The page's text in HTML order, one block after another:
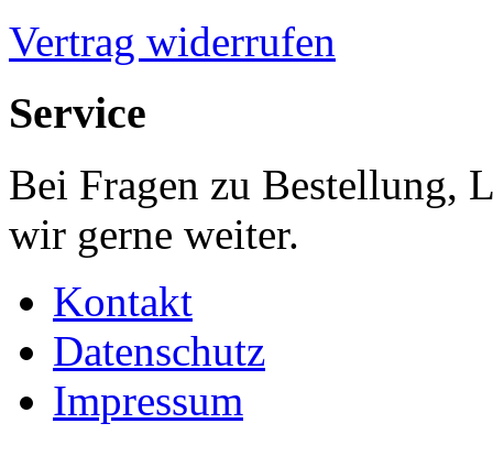
Vertrag widerrufen
Service
Bei Fragen zu Bestellung,
wir gerne weiter.
Kontakt
Datenschutz
Impressum